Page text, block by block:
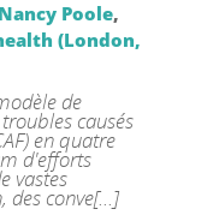
Nancy Poole,
(London,
de
causés
en quatre
d'efforts
vastes
conve[...]